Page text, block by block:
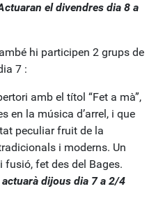
el divendres dia 8 a
hi participen 2 grups de
7 :
amb el títol “Fet a mà”,
en la música d’arrel, i que
peculiar fruit de la
i moderns. Un
fet des del Bages.
dijous dia 7 a 2/4